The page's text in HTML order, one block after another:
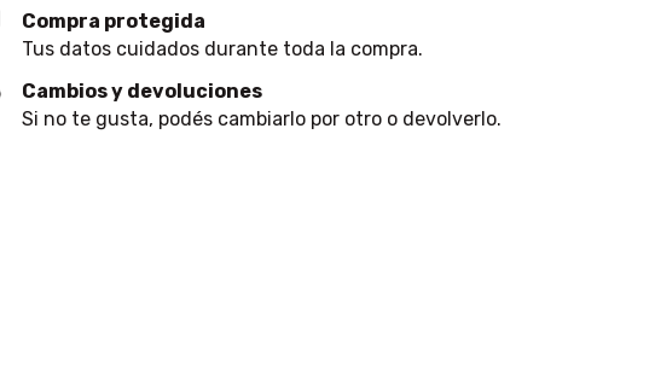
Compra protegida
Tus datos cuidados durante toda la compra.
Cambios y devoluciones
Si no te gusta, podés cambiarlo por otro o devolverlo.